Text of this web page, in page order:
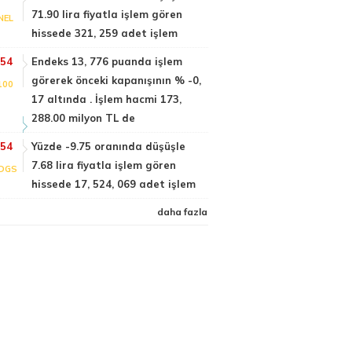
71.90 lira fiyatla işlem gören
hissede 321, 259 adet işlem
Endeks 13, 776 puanda işlem
görerek önceki kapanışının % -0,
17 altında . İşlem hacmi 173,
288.00 milyon TL de
Yüzde -9.75 oranında düşüşle
7.68 lira fiyatla işlem gören
hissede 17, 524, 069 adet işlem
daha fazla